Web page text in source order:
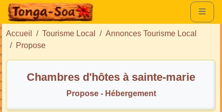
Accueil Tourisme Local
Annonces Tourisme Local
Propose
Chambres d'hôtes à sainte-marie
Propose - Hébergement